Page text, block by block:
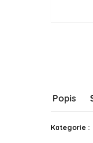
Popis
Kategorie